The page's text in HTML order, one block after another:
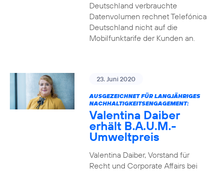
Deutschland verbrauchte
Datenvolumen rechnet Telefónica
Deutschland nicht auf die
Mobilfunktarife der Kunden an.
23. Juni 2020
AUSGEZEICHNET FÜR LANGJÄHRIGES
NACHHALTIGKEITSENGAGEMENT:
Valentina Daiber
erhält B.A.U.M.-
Umweltpreis
Valentina Daiber, Vorstand für
Recht und Corporate Affairs bei